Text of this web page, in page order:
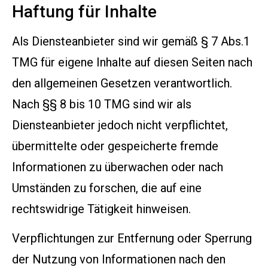
Haftung für Inhalte
Als Diensteanbieter sind wir gemäß § 7 Abs.1
TMG für eigene Inhalte auf diesen Seiten nach
den allgemeinen Gesetzen verantwortlich.
Nach §§ 8 bis 10 TMG sind wir als
Diensteanbieter jedoch nicht verpflichtet,
übermittelte oder gespeicherte fremde
Informationen zu überwachen oder nach
Umständen zu forschen, die auf eine
rechtswidrige Tätigkeit hinweisen.
Verpflichtungen zur Entfernung oder Sperrung
der Nutzung von Informationen nach den